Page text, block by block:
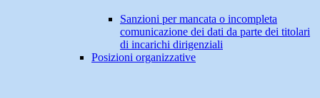
Sanzioni per mancata o incompleta
comunicazione dei dati da parte dei titolari
di incarichi dirigenziali
Posizioni organizzative